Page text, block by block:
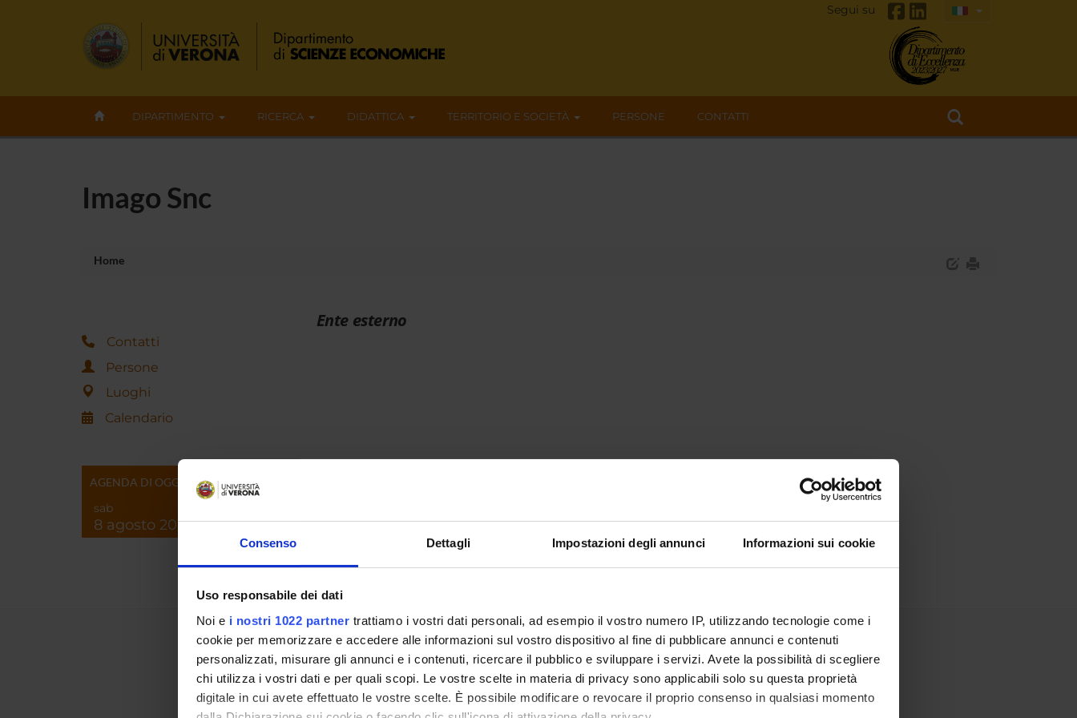
Consenso Dettagli Impostazioni degli annunci Informazioni sui cookie
Uso responsabile dei dati
Noi e i nostri 1022 partner trattiamo i vostri dati personali, ad esempio il vostro numero IP, utilizzando tecnologie come i
cookie per memorizzare e accedere alle informazioni sul vostro dispositivo al fine di pubblicare annunci e contenuti
personalizzati, misurare gli annunci e i contenuti, ricercare il pubblico e sviluppare i servizi. Avete la possibilità di scegliere
chi utilizza i vostri dati e per quali scopi. Le vostre scelte in materia di privacy sono applicabili solo su questa proprietà
digitale in cui avete effettuato le vostre scelte. È possibile modificare o revocare il proprio consenso in qualsiasi momento
Segui su
DIPARTIMENTO RICERCA DIDATTICA TERRITORIO E SOCIETÀ PERSONE CONTATTI
Imago Snc
Home
Contatti
Persone
Luoghi
Calendario
AGENDA DI OGGI
sab
8 agosto 2026
Ente esterno
Condividi